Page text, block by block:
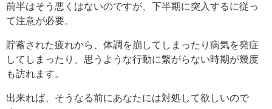
前半はそう悪くはないのですが、下半期に突入するに従っ
て注意が必要。
貯蓄された疲れから、体調を崩してしまったり病気を発症
してしまったり、思うような行動に繋がらない時期が幾度
も訪れます。
出来れば、そうなる前にあなたには対処して欲しいので